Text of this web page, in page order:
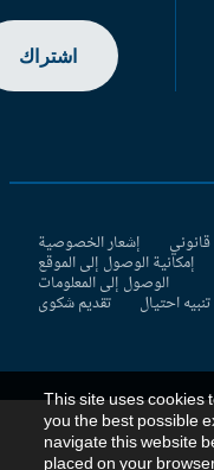
اشتراك
إشعار الخصوصية
إمكانية الوصول إلى الموقع
الوصول إلى المعلومات
احتيال تقديم شكوى
This site uses
you the best
navigate this